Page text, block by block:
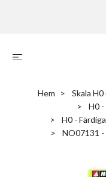
Hem Skala H0
H0
H0 -
NO07131 -